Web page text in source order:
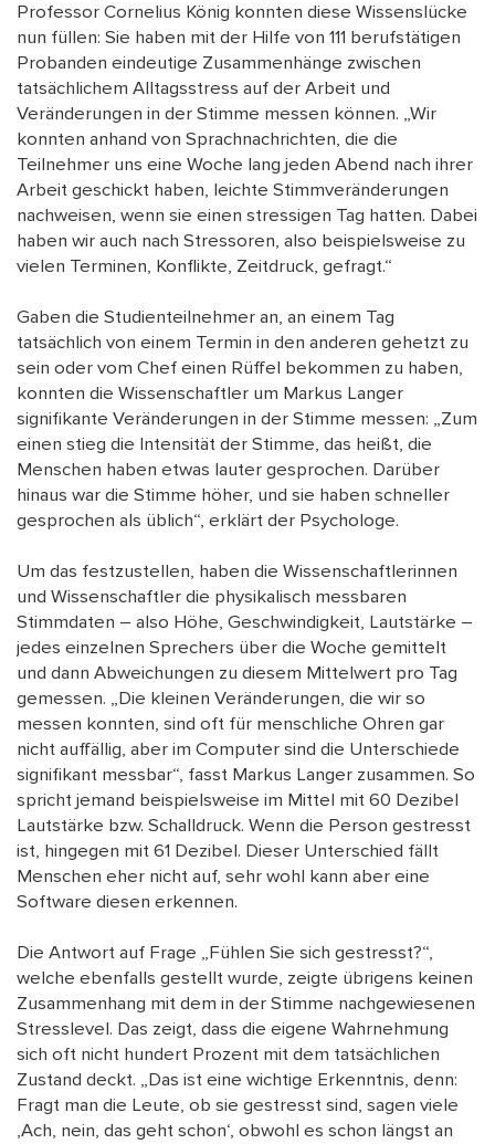
Professor Cornelius König konnten diese Wissenslücke
nun füllen: Sie haben mit der Hilfe von 111 berufstätigen
Probanden eindeutige Zusammenhänge zwischen
tatsächlichem Alltagsstress auf der Arbeit und
Veränderungen in der Stimme messen können. „Wir
konnten anhand von Sprachnachrichten, die die
Teilnehmer uns eine Woche lang jeden Abend nach ihrer
Arbeit geschickt haben, leichte Stimmveränderungen
nachweisen, wenn sie einen stressigen Tag hatten. Dabei
haben wir auch nach Stressoren, also beispielsweise zu
vielen Terminen, Konflikte, Zeitdruck, gefragt.“
Gaben die Studienteilnehmer an, an einem Tag
tatsächlich von einem Termin in den anderen gehetzt zu
sein oder vom Chef einen Rüffel bekommen zu haben,
konnten die Wissenschaftler um Markus Langer
signifikante Veränderungen in der Stimme messen: „Zum
einen stieg die Intensität der Stimme, das heißt, die
Menschen haben etwas lauter gesprochen. Darüber
hinaus war die Stimme höher, und sie haben schneller
gesprochen als üblich“, erklärt der Psychologe.
Um das festzustellen, haben die Wissenschaftlerinnen
und Wissenschaftler die physikalisch messbaren
Stimmdaten – also Höhe, Geschwindigkeit, Lautstärke –
jedes einzelnen Sprechers über die Woche gemittelt
und dann Abweichungen zu diesem Mittelwert pro Tag
gemessen. „Die kleinen Veränderungen, die wir so
messen konnten, sind oft für menschliche Ohren gar
nicht auffällig, aber im Computer sind die Unterschiede
signifikant messbar“, fasst Markus Langer zusammen. So
spricht jemand beispielsweise im Mittel mit 60 Dezibel
Lautstärke bzw. Schalldruck. Wenn die Person gestresst
ist, hingegen mit 61 Dezibel. Dieser Unterschied fällt
Menschen eher nicht auf, sehr wohl kann aber eine
Software diesen erkennen.
Die Antwort auf Frage „Fühlen Sie sich gestresst?“,
welche ebenfalls gestellt wurde, zeigte übrigens keinen
Zusammenhang mit dem in der Stimme nachgewiesenen
Stresslevel. Das zeigt, dass die eigene Wahrnehmung
sich oft nicht hundert Prozent mit dem tatsächlichen
Zustand deckt. „Das ist eine wichtige Erkenntnis, denn:
Fragt man die Leute, ob sie gestresst sind, sagen viele
‚Ach, nein, das geht schon‘, obwohl es schon längst an